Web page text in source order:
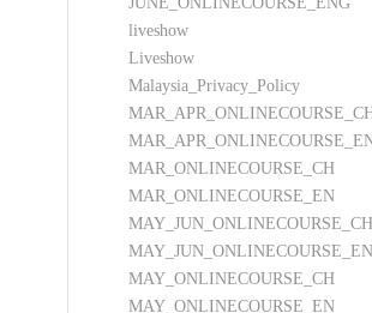
liveshow
Liveshow
Malaysia_Privacy_Policy
MAR_ONLINECOURSE_CH
MAR_ONLINECOURSE_EN
MAY_JUN_ONLINECOURSE_CH
MAY_JUN_ONLINECOURSE_EN
MAY_ONLINECOURSE_CH
MAY_ONLINECOURSE_EN